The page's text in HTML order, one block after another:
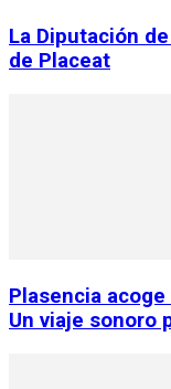
La Diputación
de Placeat
Plasencia
Un viaje sonoro